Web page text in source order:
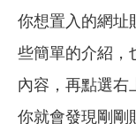
你想置入的網址
些簡單的介紹，
內容，再點選右
你就會發現剛剛